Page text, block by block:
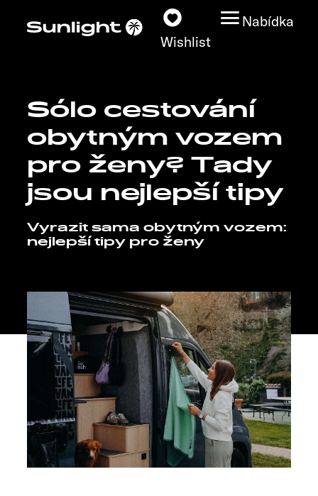
Wishlist
Nabídka
Modely
Vyhledávač vozidel
Vyhledávač prodejců
Prozkoumat
Sólo cestování
obytným vozem
pro ženy? Tady
jsou nejlepší tipy
Vyrazit sama obytným vozem:
nejlepší tipy pro ženy